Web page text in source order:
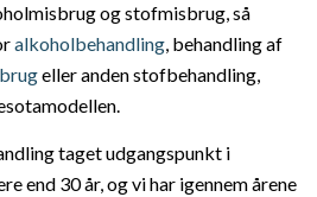
og stofmisbrug, så
alkoholbehandling, behandling af
eller anden stofbehandling,
taget udgangspunkt i
end 30 år, og vi har igennem årene